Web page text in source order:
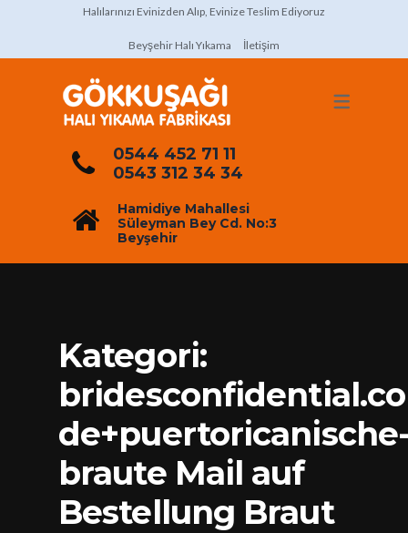
Halılarınızı Evinizden Alıp, Evinize Teslim Ediyoruz
Beyşehir Halı Yıkama İletişim
0544 452 71 11
0543 312 34 34
Hamidiye Mahallesi
Süleyman Bey Cd. No:3
Beyşehir
Kategori:
braute Mail auf
Bestellung Braut